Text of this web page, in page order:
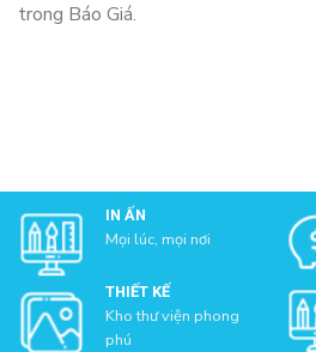
trong Báo Giá.
IN ẤN
Mọi lúc, mọi nơi
THIẾT KẾ
Kho thư viện phong
phú